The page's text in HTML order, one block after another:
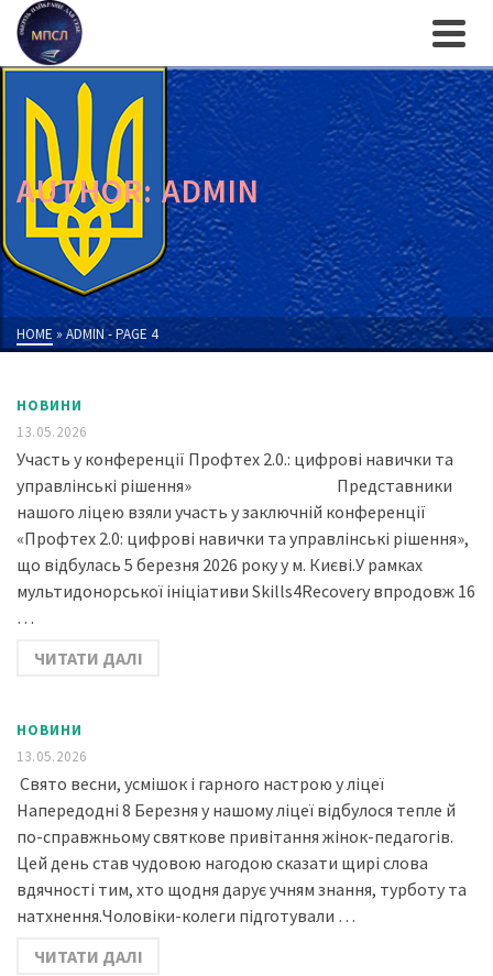
AUTHOR: ADMIN
HOME » ADMIN- PAGE 4
НОВИНИ
13.05.2026
Участь у конференції Профтех 2.0.: цифрові навички та
управлінські рішення» Представники
нашого ліцею взяли участь у заключній конференції
«Профтех 2.0: цифрові навички та управлінські рішення»,
що відбулась 5 березня 2026 року у м. Києві.У рамках
мультидонорської ініціативи Skills4Recovery впродовж 16
…
ЧИТАТИ ДАЛІ
НОВИНИ
13.05.2026
Свято весни, усмішок і гарного настрою у ліцеї
Напередодні 8 Березня у нашому ліцеї відбулося тепле й
по-справжньому святкове привітання жінок-педагогів.
Цей день став чудовою нагодою сказати щирі слова
вдячності тим, хто щодня дарує учням знання, турботу та
натхнення.Чоловіки-колеги підготували …
ЧИТАТИ ДАЛІ